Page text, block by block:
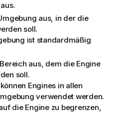
aus, in der die
soll.
ist standardmäßig
aus, dem die Engine
soll.
Engines in allen
verwendet werden.
die Engine zu begrenzen,